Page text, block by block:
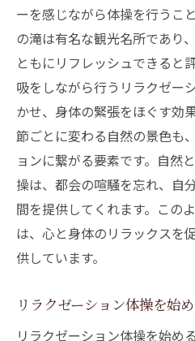
自己ケアとしてのリ
箕面市でのリラクゼー
地元の人々が愛する
リラクゼーション
ログラム
参加者の声から見え
箕面市の特産品と
地域コミュニティ
ながり
訪れる価値のあるリ
時間
ーを感じながら体操を行うこ
の滝は有名な観光名所であり
ともにリフレッシュできると
吸をしながら行うリラクゼー
かせ、身体の緊張をほぐす効
節ごとに変わる自然の景色も
ョンに繋がる要素です。自然
操は、都会の喧騒を忘れ、自
間を提供してくれます。この
は、心と身体のリラックスを
供しています。
リラクゼーション体操を始
リラクゼーション体操を始め